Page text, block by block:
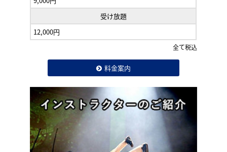
受け放題
12,000円
全て税込
料金案内